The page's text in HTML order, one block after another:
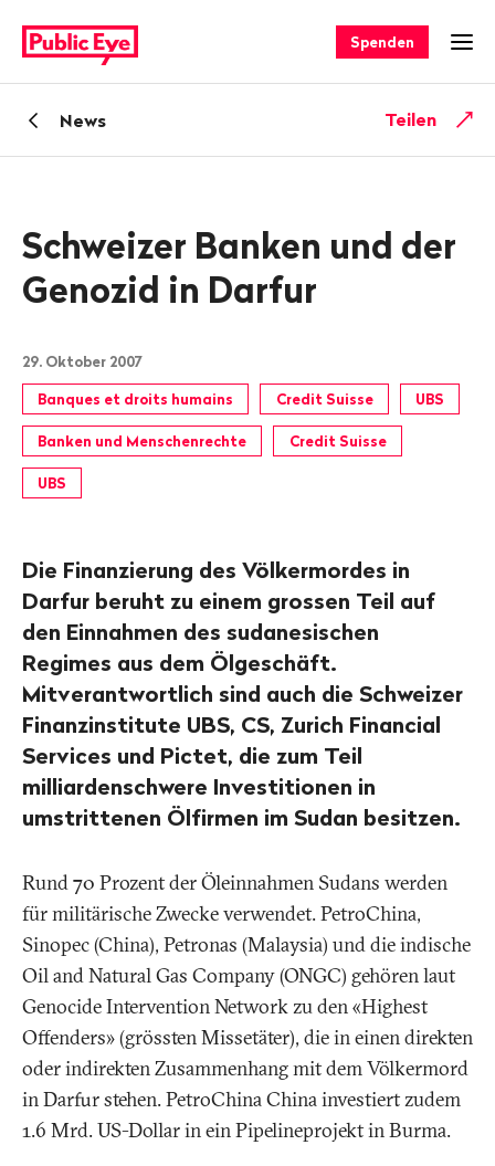
auf
publiceye.ch
Spenden
ZurückNews Teilen
Schweizer Banken und der
Genozid in Darfur
29. Oktober 2007
Banques et droits humains Credit Suisse UBS
Banken und Menschenrechte Credit Suisse
UBS
Die Finanzierung des Völkermordes in
Darfur beruht zu einem grossen Teil auf
den Einnahmen des sudanesischen
Regimes aus dem Ölgeschäft.
Mitverantwortlich sind auch die Schweizer
Finanzinstitute UBS, CS, Zurich Financial
Services und Pictet, die zum Teil
milliardenschwere Investitionen in
umstrittenen Ölfirmen im Sudan besitzen.
Rund 70 Prozent der Öleinnahmen Sudans werden
für militärische Zwecke verwendet. PetroChina,
Sinopec (China), Petronas (Malaysia) und die indische
Oil and Natural Gas Company (ONGC) gehören laut
Genocide Intervention Network zu den «Highest
Offenders» (grössten Missetäter), die in einen direkten
oder indirekten Zusammenhang mit dem Völkermord
in Darfur stehen. PetroChina China investiert zudem
1.6 Mrd. US-Dollar in ein Pipelineprojekt in Burma.